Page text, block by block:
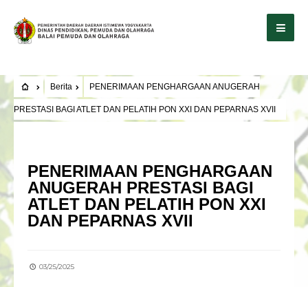
Berita PENERIMAAN PENGHARGAAN ANUGERAH
PRESTASI BAGI ATLET DAN PELATIH PON XXI DAN PEPARNAS XVII
PENERIMAAN PENGHARGAAN
ANUGERAH PRESTASI BAGI
ATLET DAN PELATIH PON XXI
DAN PEPARNAS XVII
03/25/2025